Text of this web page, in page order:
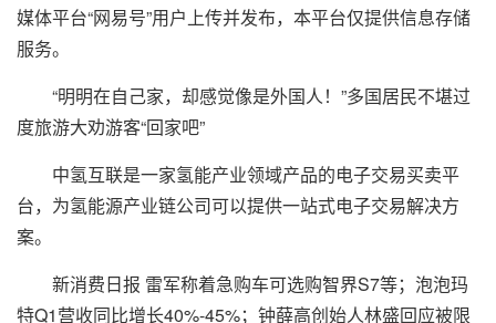
媒体平台“网易号”用户上传并发布，本平台仅提供信息存储
服务。
“明明在自己家，却感觉像是外国人！”多国居民不堪过
度旅游大劝游客“回家吧”
中氢互联是一家氢能产业领域产品的电子交易买卖平
台，为氢能源产业链公司可以提供一站式电子交易解决方
案。
新消费日报 雷军称着急购车可选购智界S7等；泡泡玛
特Q1营收同比增长40%-45%；钟薛高创始人林盛回应被限